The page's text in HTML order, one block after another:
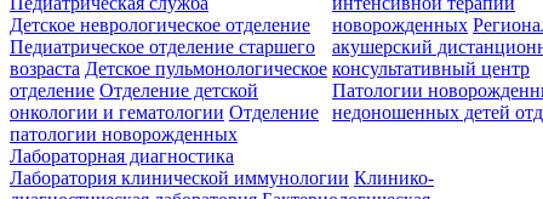
новорожденных
акушерский
консультативный центр
Патологии
недоношенных детей
Детское неврологическое отделение
Педиатрическое отделение старшего
возраста Детское пульмонологическое
отделение Отделение детской
онкологии и гематологии Отделение
патологии новорожденных
Лабораторная диагностика
Лаборатория клинической иммунологии Клинико-